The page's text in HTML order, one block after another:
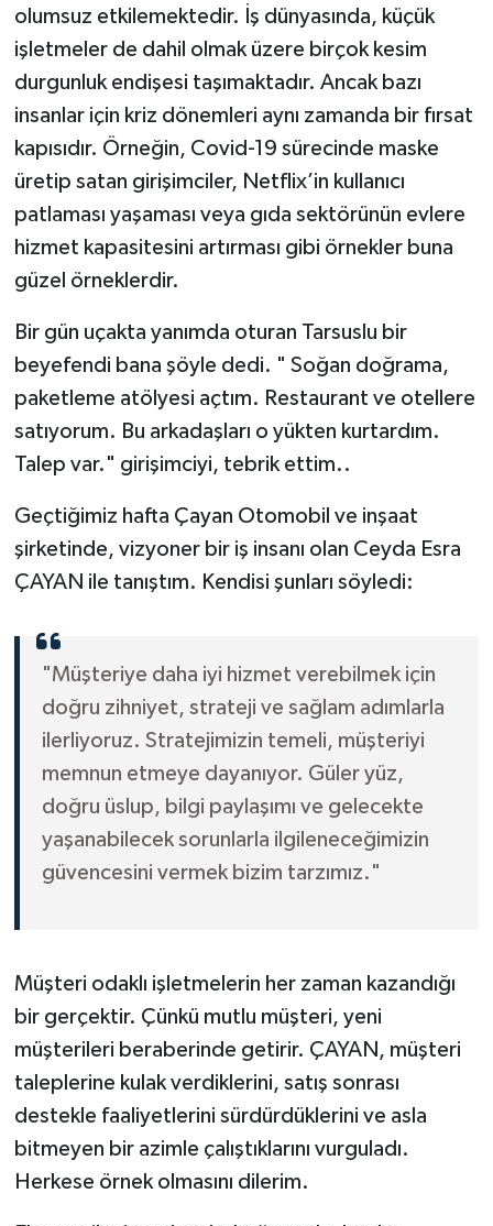
olumsuz etkilemektedir. İş dünyasında, küçük
işletmeler de dahil olmak üzere birçok kesim
durgunluk endişesi taşımaktadır. Ancak bazı
insanlar için kriz dönemleri aynı zamanda bir fırsat
kapısıdır. Örneğin, Covid-19 sürecinde maske
üretip satan girişimciler, Netflix’in kullanıcı
patlaması yaşaması veya gıda sektörünün evlere
hizmet kapasitesini artırması gibi örnekler buna
güzel örneklerdir.
Bir gün uçakta yanımda oturan Tarsuslu bir
beyefendi bana şöyle dedi. " Soğan doğrama,
paketleme atölyesi açtım. Restaurant ve otellere
satıyorum. Bu arkadaşları o yükten kurtardım.
Talep var." girişimciyi, tebrik ettim..
Geçtiğimiz hafta Çayan Otomobil ve inşaat
şirketinde, vizyoner bir iş insanı olan Ceyda Esra
ÇAYAN ile tanıştım. Kendisi şunları söyledi:
"Müşteriye daha iyi hizmet verebilmek için
doğru zihniyet, strateji ve sağlam adımlarla
ilerliyoruz. Stratejimizin temeli, müşteriyi
memnun etmeye dayanıyor. Güler yüz,
doğru üslup, bilgi paylaşımı ve gelecekte
yaşanabilecek sorunlarla ilgileneceğimizin
güvencesini vermek bizim tarzımız."
Müşteri odaklı işletmelerin her zaman kazandığı
bir gerçektir. Çünkü mutlu müşteri, yeni
müşterileri beraberinde getirir. ÇAYAN, müşteri
taleplerine kulak verdiklerini, satış sonrası
destekle faaliyetlerini sürdürdüklerini ve asla
bitmeyen bir azimle çalıştıklarını vurguladı.
Herkese örnek olmasını dilerim.